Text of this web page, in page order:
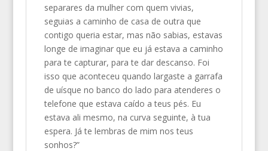
separares da mulher com quem vivias,
seguias a caminho de casa de outra que
contigo queria estar, mas não sabias, estavas
longe de imaginar que eu já estava a caminho
para te capturar, para te dar descanso. Foi
isso que aconteceu quando largaste a garrafa
de uísque no banco do lado para atenderes o
telefone que estava caído a teus pés. Eu
estava ali mesmo, na curva seguinte, à tua
espera. Já te lembras de mim nos teus
sonhos?”